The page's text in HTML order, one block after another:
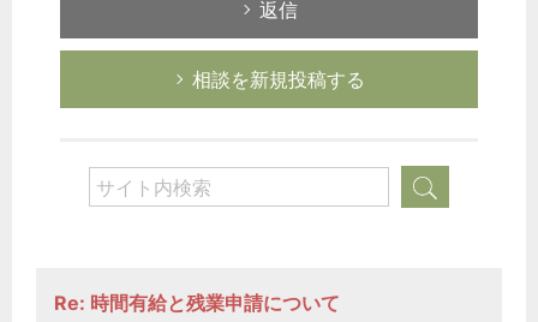
返信
相談を新規投稿する
Re: 時間有給と残業申請について